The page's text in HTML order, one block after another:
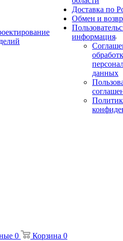
Доставка по
Обмен и
информация
данных
0 Корзина 0